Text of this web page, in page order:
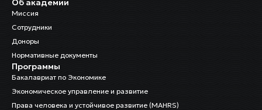
Об академии
Миссия
Сотрудники
Доноры
Нормативные документы
Программы
Бакалавриат по Экономике
Экономическое управление и развитие
Права человека и устойчивое развитие (MAHRS)